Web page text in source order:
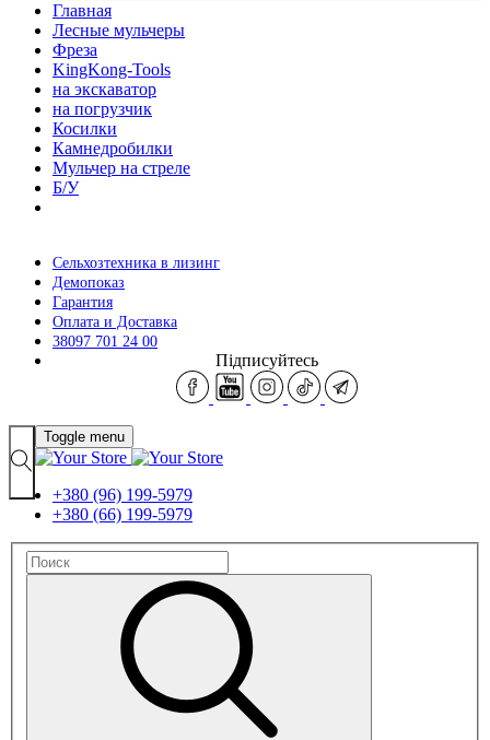
Главная
Лесные мульчеры
Фреза
KingKong-Tools
на экскаватор
на погрузчик
Косилки
Камнедробилки
Мульчер на стреле
Б/У
Сельхозтехника в лизинг
Демопоказ
Гарантия
Оплата и Доставка
38097 701 24 00
Підписуйтесь
Toggle menu
+380 (96) 199-5979
+380 (66) 199-5979